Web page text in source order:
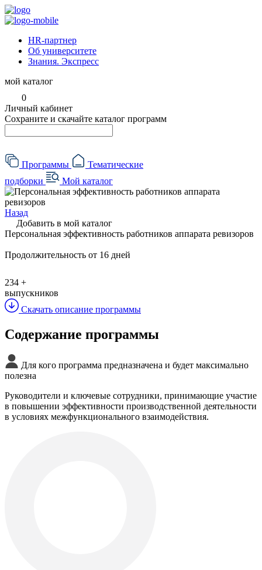
HR-партнер
Об университете
Знания. Экспресс
мой каталог
0
Личный кабинет
Сохраните и скачайте каталог программ
Программы
Тематические
подборки
Мой каталог
Назад
Добавить в мой каталог
Персональная эффективность работников аппарата ревизоров
Продолжительность от 16 дней
234 +
выпускников
Скачать описание программы
Содержание программы
Для кого программа предназначена и будет максимально
полезна
Руководители и ключевые сотрудники, принимающие участие
в повышении эффективности производственной деятельности
в условиях межфункционального взаимодействия.